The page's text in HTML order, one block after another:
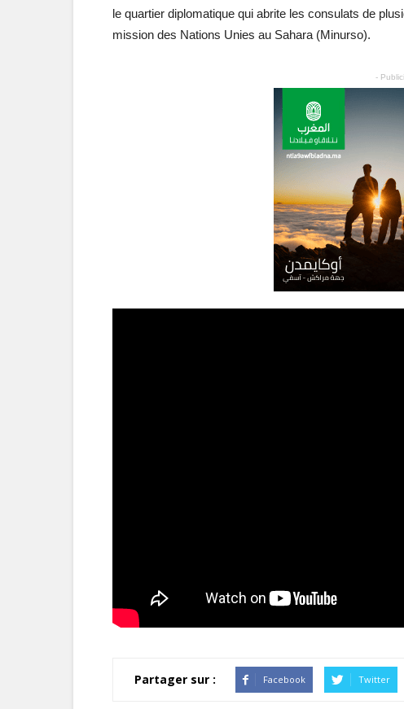
le quartier diplomatique qui abrite les consulats de
mission des Nations Unies au Sahara (Minurso).
-
Partager sur : Facebook Twitter